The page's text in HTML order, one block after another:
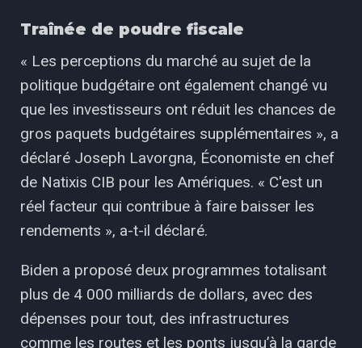
Traînée de poudre fiscale
« Les perceptions du marché au sujet de la
politique budgétaire ont également changé vu
que les investisseurs ont réduit les chances de
gros paquets budgétaires supplémentaires », a
déclaré Joseph Lavorgna, Économiste en chef
de Natixis CIB pour les Amériques. « C'est un
réel facteur qui contribue à faire baisser les
rendements », a-t-il déclaré.
Biden a proposé deux programmes totalisant
plus de 4 000 milliards de dollars, avec des
dépenses pour tout, des infrastructures
comme les routes et les ponts jusqu’à la garde